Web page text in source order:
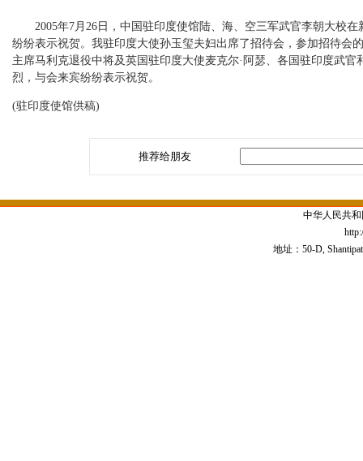
2005年7月26日，中国驻印度使馆陆、海、空三军武官李朝大校在
纷纷表示祝贺。我驻印度大使孙玉玺夫妇出席了招待会，参加招待会
主席马利克退役中将及英国驻印度大使麦克尔·阿瑟、各国驻印度武
烈，与会来宾纷纷表示祝贺。
(驻印度使馆供稿)
推荐给朋友
中华人民共
地址：50-D,